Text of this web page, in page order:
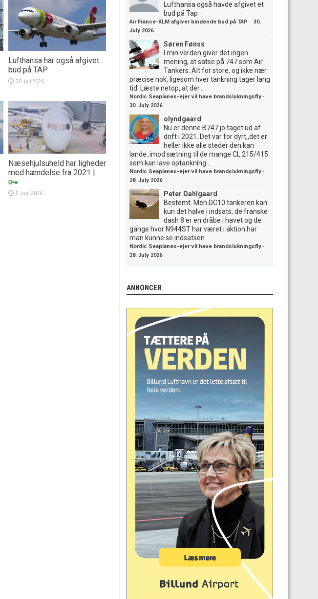
Lufthansa har også afgivet
bud på TAP
30. juli 2026
Næsehjulsuheld har ligheder
med hændelse fra 2021 |
5. juni 2026
Lufthansa også havde afgivet et
bud på Tap
Air France-KLM afgiver bindende bud på TAP · 30.
July 2026
Søren Fønss
I min verden giver det ingen
mening, at satse på 747 som Air
Tankers. Alt for store, og ikke nær
præcise nok, ligesom hver tankning tager lang
tid. Læste netop, at der...
Nordic Seaplanes-ejer vil have brandslukningsfly ·
30. July 2026
olyndgaard
Nu er denne B747 jo taget ud af
drift i 2021. Det var for dyrt,,det er
heller ikke alle steder den kan
lande..imod sætning til de mange CL 215/415
som kan lave optankning...
Nordic Seaplanes-ejer vil have brandslukningsfly ·
28. July 2026
Peter Dahlgaard
Bestemt. Men DC10 tankeren kan
kun det halve i indsats, de franske
dash 8 er en dråbe i havet og de
gange hvor N944ST har været i aktion har
man kunne se indsatsen....
Nordic Seaplanes-ejer vil have brandslukningsfly ·
28. July 2026
ANNONCER